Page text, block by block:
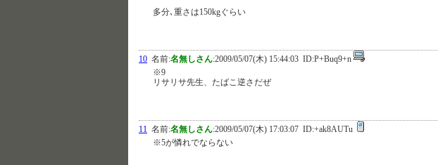
多分､重さは150kgぐらい
10 名前:名無しさん:2009/05/07(木) 15:44:03 ID:P+Buq9+n
※9
リサリサ先生、たばこ逆さだぜ
11 名前:名無しさん:2009/05/07(木) 17:03:07 ID:+ak8AUTu
※5が憐れでならない